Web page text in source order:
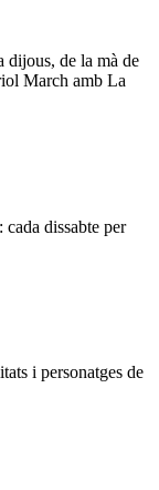
dijous, de la mà de
March amb La
dissabte per
i personatges de